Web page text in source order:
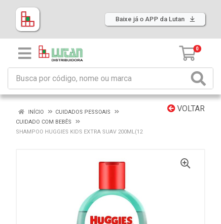
Baixe já o APP da Lutan
0
VOLTAR
INÍCIO
CUIDADOS PESSOAIS
CUIDADO COM BEBÊS
SHAMPOO HUGGIES KIDS EXTRA SUAV 200ML(12